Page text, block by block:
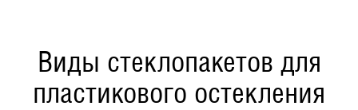
Виды стеклопакетов для
пластикового остекления